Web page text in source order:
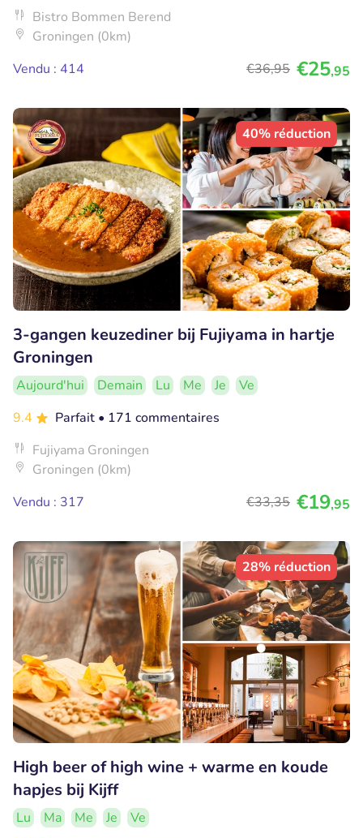
Bistro Bommen Berend
Groningen (0km)
Vendu : 414
€36,95 €25,95
40% réduction
3-gangen keuzediner bij Fujiyama in hartje
Groningen
Aujourd'hui Demain Lu Me Je
Ve
9.4
Parfait • 171 commentaires
Fujiyama Groningen
Groningen (0km)
Vendu : 317
€33,35 €19,95
28% réduction
High beer of high wine + warme en koude
hapjes bij Kijff
Lu Ma Me Je
Ve